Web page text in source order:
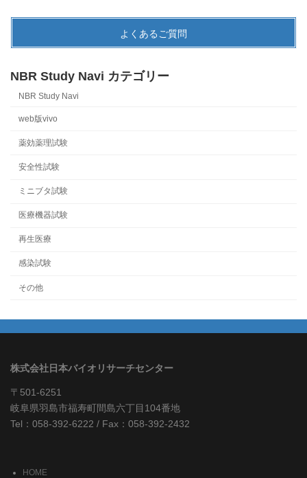
よくあるご質問
NBR Study Navi カテゴリー
NBR Study Navi
web版vivo
薬効薬理試験
安全性試験
ミニブタ試験
医療機器試験
再生医療
感染試験
その他
株式会社日本バイオリサーチセンター
〒501-6251
岐阜県羽島市福寿町間島六丁目104番地
Tel：058-392-6222 / Fax：058-392-2432
HOME